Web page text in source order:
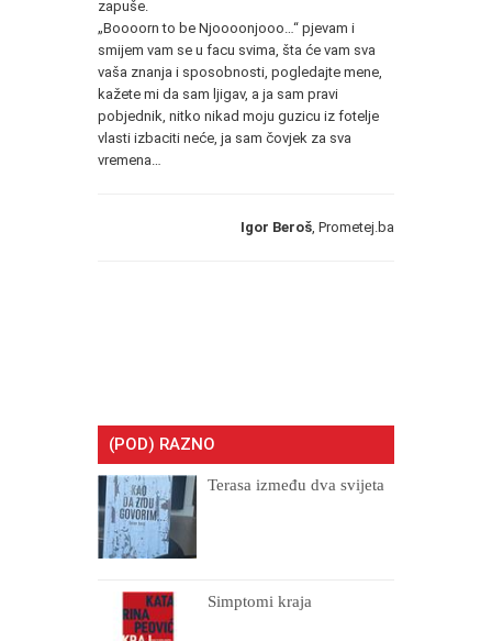
zapuše.
„Boooorn to be Njoooonjooo…“ pjevam i
smijem vam se u facu svima, šta će vam sva
vaša znanja i sposobnosti, pogledajte mene,
kažete mi da sam ljigav, a ja sam pravi
pobjednik, nitko nikad moju guzicu iz fotelje
vlasti izbaciti neće, ja sam čovjek za sva
vremena…
Igor Beroš , Prometej.ba
(POD) RAZNO
Terasa između dva svijeta
Simptomi kraja